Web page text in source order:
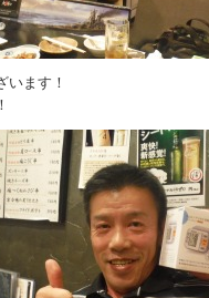
います！